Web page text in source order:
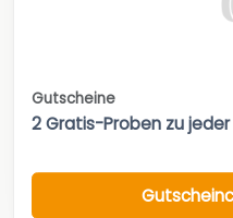
Gutscheine
2 Gratis-Proben zu